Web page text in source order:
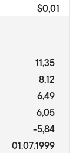
$0,01
11,35
8,12
6,49
6,05
-5,84
01.07.1999